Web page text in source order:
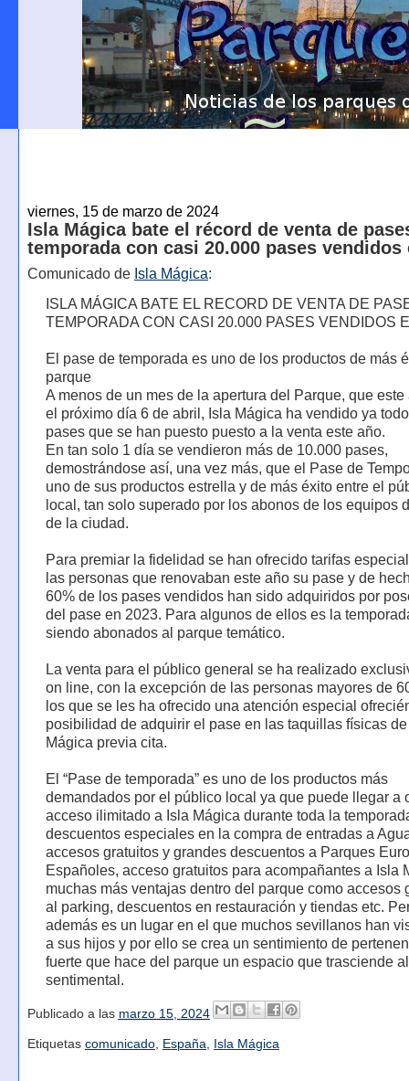
viernes, 15 de marzo de 2024
Isla Mágica bate el récord de venta de
temporada con casi 20.000 pases vendidos
Comunicado de Isla Mágica:
ISLA MÁGICA BATE EL RECORD DE VENTA DE
TEMPORADA CON CASI 20.000 PASES VENDIDOS
El pase de temporada es uno de los productos de más
parque
A menos de un mes de la apertura del Parque, que este
el próximo día 6 de abril, Isla Mágica ha vendido ya
pases que se han puesto puesto a la venta este año.
En tan solo 1 día se vendieron más de 10.000 pases,
demostrándose así, una vez más, que el Pase de
uno de sus productos estrella y de más éxito entre el
local, tan solo superado por los abonos de los equipos
de la ciudad.
Para premiar la fidelidad se han ofrecido tarifas
las personas que renovaban este año su pase y de
60% de los pases vendidos han sido adquiridos por
del pase en 2023. Para algunos de ellos es la
siendo abonados al parque temático.
La venta para el público general se ha realizado
on line, con la excepción de las personas mayores de
los que se les ha ofrecido una atención especial
posibilidad de adquirir el pase en las taquillas físicas
Mágica previa cita.
El “Pase de temporada” es uno de los productos más
demandados por el público local ya que puede llegar a
acceso ilimitado a Isla Mágica durante toda la
descuentos especiales en la compra de entradas a
accesos gratuitos y grandes descuentos a Parques
Españoles, acceso gratuitos para acompañantes a Isla
muchas más ventajas dentro del parque como accesos
al parking, descuentos en restauración y tiendas etc.
además es un lugar en el que muchos sevillanos han
a sus hijos y por ello se crea un sentimiento de
fuerte que hace del parque un espacio que trasciende
sentimental.
Publicado a las marzo 15, 2024
Etiquetas comunicado, España, Isla Mágica